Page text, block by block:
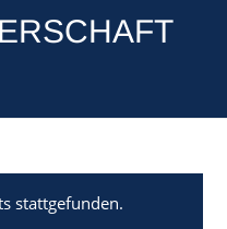
stattgefunden.